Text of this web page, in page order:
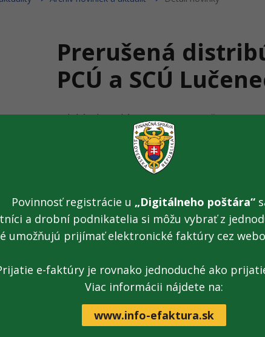
Prerušená
PCÚ a SCÚ
Colný úrad Banská Bystrica oznamuje, že
distribúcia elektriny na PCÚ a SCÚ Lučenec, Ľ.
na zariadeniach distribučnej sústavy
distribučná, a. s. Z uvedeného dôvodu bude chod
liniek. K dispozícii budú cez služobné mobilné
Ospravedlňujeme sa za prípadné komplikácie.
(29. 05. 2026)
Povinnosť registrácie u „Digitálneho poštára“
a drobní podnikatelia si môžu vybrať z
umožňujú prijímať elektronické faktúry cez
e-faktúry je rovnako jednoduché ako
Viac informácii nájdete na:
www.info-efaktura.sk